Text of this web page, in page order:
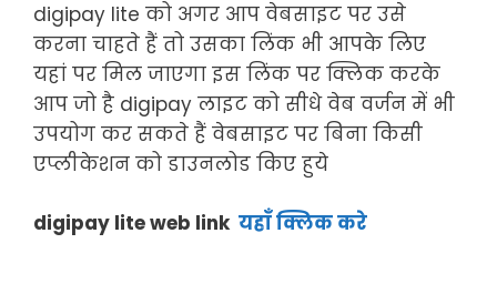
digipay lite को अगर आप वेबसाइट पर उसे
करना चाहते हैं तो उसका लिंक भी आपके लिए
यहां पर मिल जाएगा इस लिंक पर क्लिक करके
आप जो है digipay लाइट को सीधे वेब वर्जन में भी
उपयोग कर सकते हैं वेबसाइट पर बिना किसी
एप्लीकेशन को डाउनलोड किए हुये
digipay liteweb link यहाँ क्लिक करे